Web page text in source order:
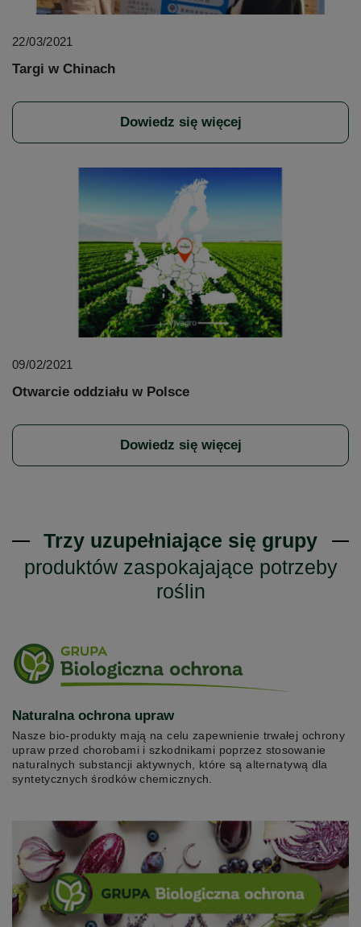
22/03/2021
Targi w Chinach
Dowiedz się więcej
09/02/2021
Otwarcie oddziału w Polsce
Dowiedz się więcej
Trzy uzupełniające się grupy
produktów zaspokajające potrzeby
roślin
Naturalna ochrona upraw
Nasze bio-produkty mają na celu zapewnienie trwałej ochrony
upraw przed chorobami i szkodnikami poprzez stosowanie
naturalnych substancji aktywnych, które są alternatywą dla
syntetycznych środków chemicznych.